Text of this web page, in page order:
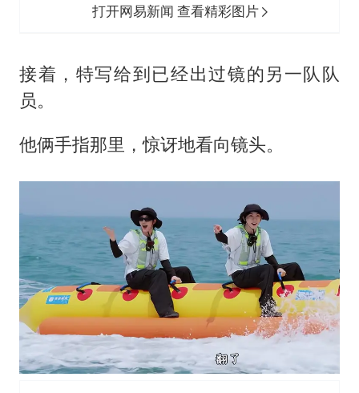
打开网易新闻 查看精彩图片
接着，特写给到已经出过镜的另一队队
员。
他俩手指那里，惊讶地看向镜头。